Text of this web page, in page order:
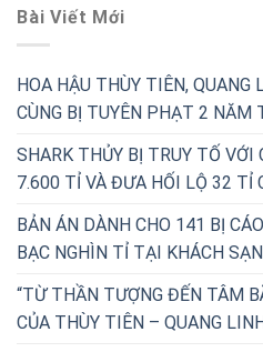
Bài Viết Mới
HOA HẬU THÙY TIÊN, QUANG
CÙNG BỊ TUYÊN PHẠT 2 NĂM
SHARK THỦY BỊ TRUY TỐ VỚI
7.600 TỈ VÀ ĐƯA HỐI LỘ 32 TỈ
BẢN ÁN DÀNH CHO 141 BỊ
BẠC NGHÌN TỈ TẠI KHÁCH
“TỪ THẦN TƯỢNG ĐẾN TÂM
CỦA THÙY TIÊN – QUANG